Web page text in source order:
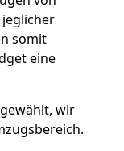
somit
eine
wir